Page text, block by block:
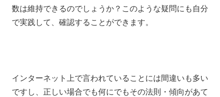
数は維持できるのでしょうか？このような疑問にも自分
で実践して、確認することができます。
インターネット上で言われていることには間違いも多い
ですし、正しい場合でも何にでもその法則・傾向があて